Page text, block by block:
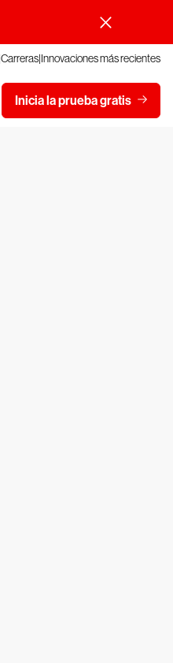
Carreras Innovaciones más recientes
Inicia la prueba gratis